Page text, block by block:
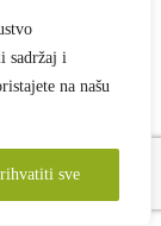
sadržaj i
na našu
sve